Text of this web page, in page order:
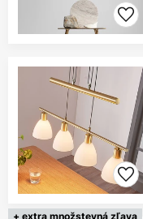
+ extra množstevná zľava